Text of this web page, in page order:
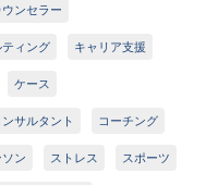
ンセラー
ィング キャリア支援
ケース
ンサルタント コーチング
ン ストレス スポーツ